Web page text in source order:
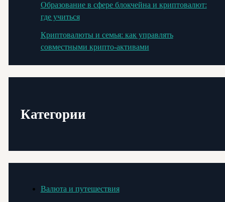
Образование в сфере блокчейна и криптовалют:
где учиться
Криптовалюты и семья: как управлять
совместными крипто-активами
Категории
Валюта и путешествия